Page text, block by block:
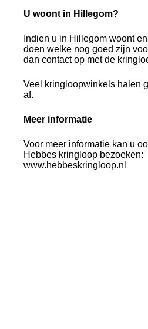
U woont in Hillegom?
Indien u in Hillegom woont
doen welke nog goed zijn
dan contact op met de
Veel kringloopwinkels halen
af.
Meer informatie
Voor meer informatie kan u
Hebbes kringloop bezoeken:
www.hebbeskringloop.nl